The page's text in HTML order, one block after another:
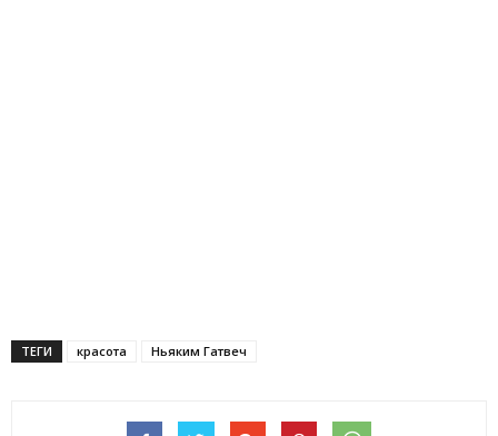
ТЕГИ красота Ньяким Гатвеч